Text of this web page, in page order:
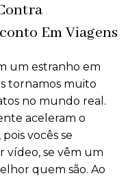
Em Viagens
um estranho em
tornamos muito
no mundo real.
aceleram o
vocês se
vídeo, se vêm um
quem são. Ao